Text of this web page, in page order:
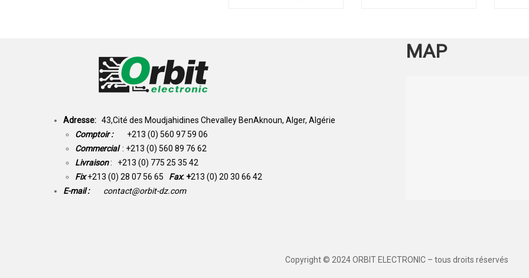
Adresse: 43,Cité des Moudjahidines Chevalley BenAknoun, Alger, Algérie
Comptoir : +213 (0) 560 97 59 06
Commercial : +213 (0) 560 89 76 62
Livraison: +213 (0) 775 25 35 42
Fix +213 (0) 28 07 56 65 Fax: +213 (0) 20 30 66 42
E-mail :
contact@orbit-dz.com
MAP
Copyright © 2024 ORBIT ELECTRONIC – tous droits réservés